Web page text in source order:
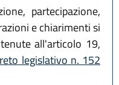
partecipazione,
e chiarimenti si
all'articolo 19,
legislativo n. 152